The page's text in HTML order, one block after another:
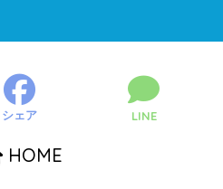
シェア LINE
HOME